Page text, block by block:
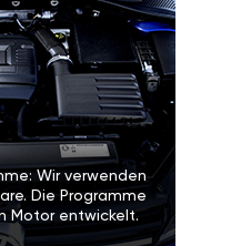
Wir verwenden
Die Programme
Motor entwickelt.